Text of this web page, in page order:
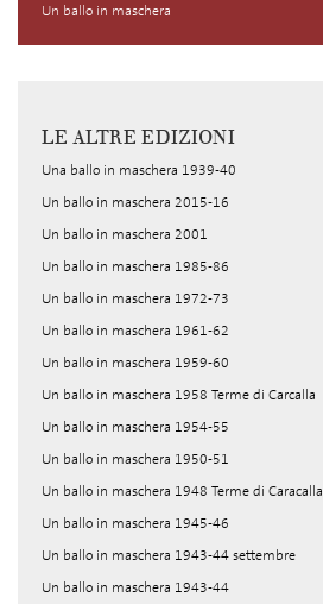
Un ballo in maschera
LE ALTRE EDIZIONI
Una ballo in maschera 1939-40
Un ballo in maschera 2015-16
Un ballo in maschera 2001
Un ballo in maschera 1985-86
Un ballo in maschera 1972-73
Un ballo in maschera 1961-62
Un ballo in maschera 1959-60
Un ballo in maschera 1958 Terme di Carcalla
Un ballo in maschera 1954-55
Un ballo in maschera 1950-51
Un ballo in maschera 1948 Terme di Caracalla
Un ballo in maschera 1945-46
Un ballo in maschera 1943-44 settembre
Un ballo in maschera 1943-44